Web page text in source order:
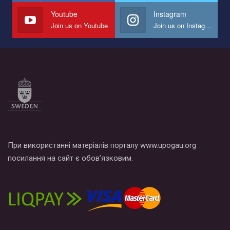
СОГИ в Украине.
Все, что вам нужно сделать - это зайти на наш канал YouTube
по этой ссылке и поставить лайк под видео.
Youtube
Join us on Youtube
Instagram
Join us on Instagram
При використанні матеріалів порталу www.upogau.org
посилання на сайт є обов’язковим.